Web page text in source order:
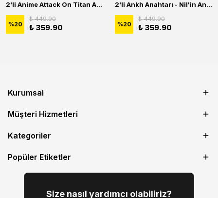
2'li Anime Attack On Titan Acrylic Maria Anime Naruto Erkek Kadın Kolye Seti
%20
₺ 449.90
₺ 359.90
2'li Ankh Anahtarı - Nil'in Anahtarı - Kuru Kafa Erkek Kadın Kolye Seti
%20
₺ 449.90
₺ 359.90
Kurumsal
Müşteri Hizmetleri
Kategoriler
Popüler Etiketler
Size nasıl yardımcı olabiliriz?